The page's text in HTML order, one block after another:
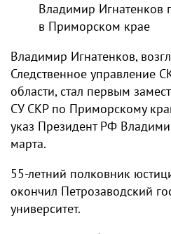
Владимир Игнатенков
в Приморском крае
Владимир Игнатенков,
Следственное управление
области, стал первым
СУ СКР по Приморскому
указ Президент РФ
марта.
55-летний полковник
окончил Петрозаводский
университет.